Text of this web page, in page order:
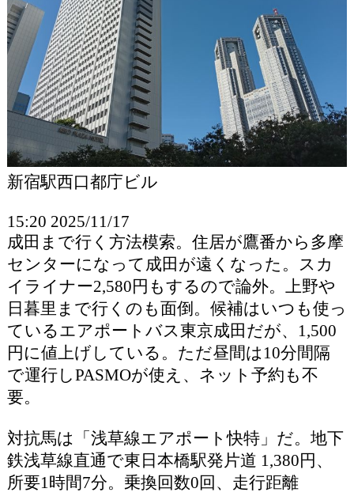
新宿駅西口都庁ビル
15:20 2025/11/17
成田まで行く方法模索。住居が鷹番から多摩
センターになって成田が遠くなった。スカ
イライナー2,580円もするので論外。上野や
日暮里まで行くのも面倒。候補はいつも使っ
ているエアポートバス東京成田だが、1,500
円に値上げしている。ただ昼間は10分間隔
で運行しPASMOが使え、ネット予約も不
要。
対抗馬は「浅草線エアポート快特」だ。地下
鉄浅草線直通で東日本橋駅発片道 1,380円、
所要1時間7分。乗換回数0回、走行距離